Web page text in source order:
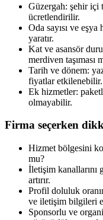
Güzergah: şehir içi
ücretlendirilir.
Oda sayısı ve
yaratır.
Kat ve asansör
merdiven taşıması
Tarih ve dönem:
fiyatlar etkilenebilir.
Ek hizmetler:
olmayabilir.
Firma seçerken
Hizmet bölgesini
mu?
İletişim
artırır.
Profil doluluk
ve iletişim bilgileri
Sponsorlu ve